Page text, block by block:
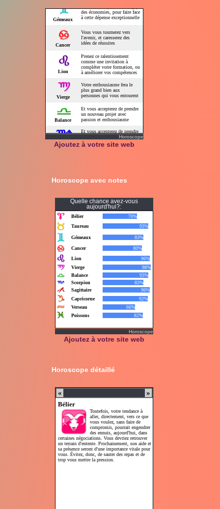
Horoscope
Ajoutez à votre site web
Horoscope avec notes
Quelle chance avez-vous
aujourd'hui?:
Horoscope
Ajoutez à votre site web
Horoscope détaillé